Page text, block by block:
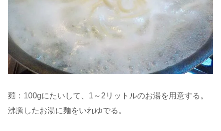
麺：100gにたいして、1～2リットルのお湯を用意する。
沸騰したお湯に麺をいれゆでる。